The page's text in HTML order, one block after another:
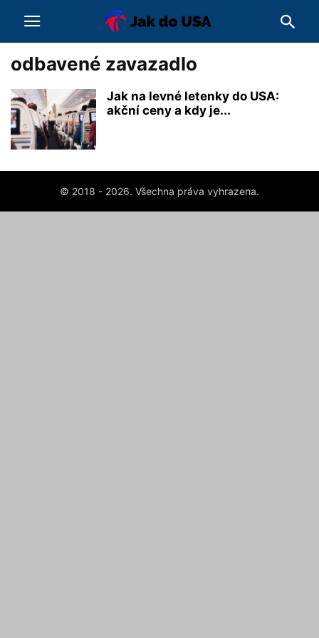
odbavené zavazadlo
Jak na levné letenky do USA:
akční ceny a kdy je...
© 2018 - 2026. Všechna práva vyhrazena.